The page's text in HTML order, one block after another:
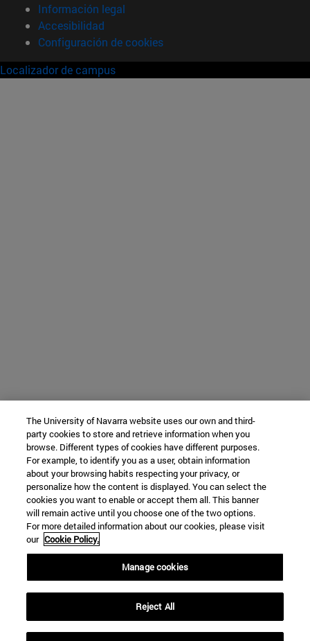
Información legal
Accesibilidad
Configuración de cookies
Localizador de campus
The University of Navarra website uses our own and third-
party cookies to store and retrieve information when you
browse. Different types of cookies have different purposes.
For example, to identify you as a user, obtain information
about your browsing habits respecting your privacy, or
personalize how the content is displayed. You can select the
cookies you want to enable or accept them all. This banner
will remain active until you choose one of the two options.
For more detailed information about our cookies, please visit
our Cookie Policy.
Manage cookies
Reject All